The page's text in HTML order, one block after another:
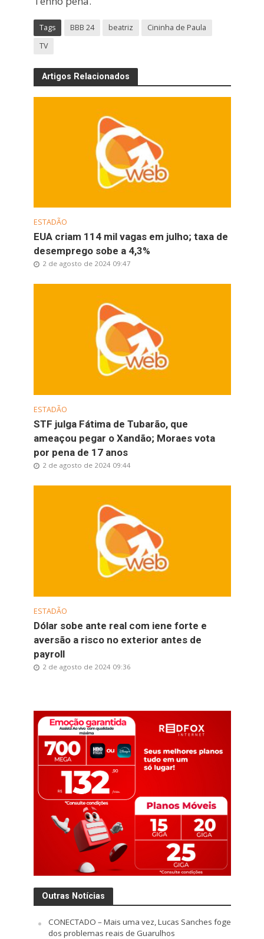
Tags BBB 24 beatriz
Cininha de Paula
TV
Artigos Relacionados
ESTADÃO
EUA criam 114 mil vagas em julho; taxa de
desemprego sobe a 4,3%
2 de agosto de 2024 09:47
ESTADÃO
STF julga Fátima de Tubarão, que
ameaçou pegar o Xandão; Moraes vota
por pena de 17 anos
2 de agosto de 2024 09:44
ESTADÃO
Dólar sobe ante real com iene forte e
aversão a risco no exterior antes de
payroll
2 de agosto de 2024 09:36
Outras Notícias
CONECTADO – Mais uma vez, Lucas Sanches foge
dos problemas reais de Guarulhos